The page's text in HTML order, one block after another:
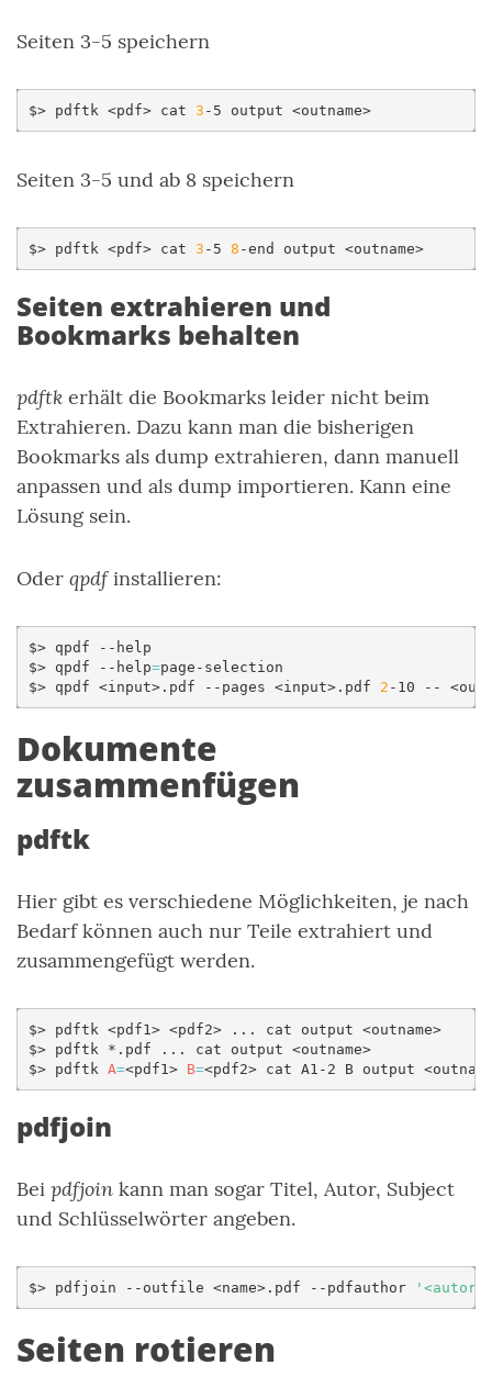
Seiten 3-5 speichern
$> pdftk <pdf> cat 3 -5 output <outname>
Seiten 3-5 und ab 8 speichern
$> pdftk <pdf> cat 3 -5 8 -end output <outname>
Seiten extrahieren und
Bookmarks behalten
pdftk erhält die Bookmarks leider nicht beim
Extrahieren. Dazu kann man die bisherigen
Bookmarks als dump extrahieren, dann manuell
anpassen und als dump importieren. Kann eine
Lösung sein.
Oder qpdfinstallieren:
$> qpdf
--help
$>
qpdf --help=page-selection
$>
qpdf <input>.pdf --pages <input>.pdf 2 -10 --
Dokumente
zusammenfügen
pdftk
Hier gibt es verschiedene Möglichkeiten, je nach
Bedarf können auch nur Teile extrahiert und
zusammengefügt werden.
$> pdftk <pdf1> <pdf2> ... cat output <outname>
$>
pdftk *.pdf ... cat output <outname>
$>
pdftk A=<pdf1> B=<pdf2> cat A1-2 B output
pdfjoin
Bei pdfjoin kann man sogar Titel, Autor, Subject
und Schlüsselwörter angeben.
$> pdfjoin --outfile <name>.pdf --pdfauthor
Seiten rotieren